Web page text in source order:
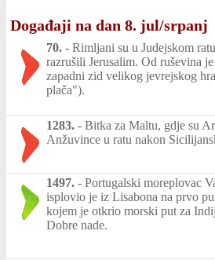
Događaji na dan 8. jul/srpanj
70. - Rimljani su u Judejskom
razrušili Jerusalim. Od ruševina
zapadni zid velikog jevrejskog
plača").
1283. - Bitka za Maltu, gdje su
Anžuvince u ratu nakon
1497. - Portugalski moreplovac
isplovio je iz Lisabona na prvo
kojem je otkrio morski put za
Dobre nade.